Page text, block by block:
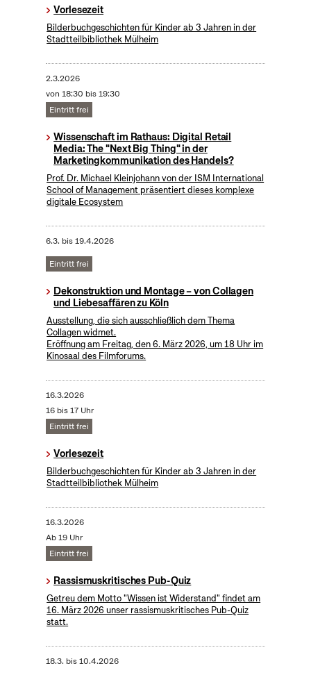
Vorlesezeit
Bilderbuchgeschichten für Kinder ab 3 Jahren in der
Stadtteilbibliothek Mülheim
2.3.2026
von 18:30 bis 19:30
Eintritt frei
Wissenschaft im Rathaus: Digital Retail
Media: The "Next Big Thing" in der
Marketingkommunikation des Handels?
Prof. Dr. Michael Kleinjohann von der ISM International
School of Management präsentiert dieses komplexe
digitale Ecosystem
6.3. bis19.4.2026
Eintritt frei
Dekonstruktion und Montage – von Collagen
und Liebesaffären zu Köln
Ausstellung, die sich ausschließlich dem Thema
Collagen widmet.
Eröffnung am Freitag, den 6. März 2026, um 18 Uhr im
Kinosaal des Filmforums.
16.3.2026
16 bis 17 Uhr
Eintritt frei
Vorlesezeit
Bilderbuchgeschichten für Kinder ab 3 Jahren in der
Stadtteilbibliothek Mülheim
16.3.2026
Ab 19 Uhr
Eintritt frei
Rassismuskritisches Pub-Quiz
Getreu dem Motto "Wissen ist Widerstand" findet am
16. März 2026 unser rassismuskritisches Pub-Quiz
statt.
18.3. bis10.4.2026